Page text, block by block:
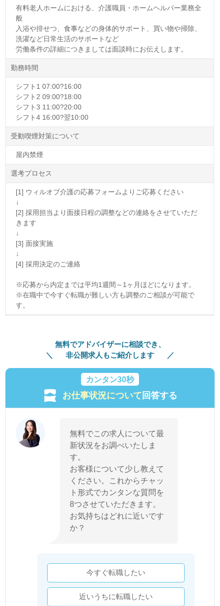
有料老人ホームにおける、介護職員・ホームヘルパー業務全
般
入浴や排せつ、食事などの身体的サポート、買い物や掃除、
洗濯など日常生活のサポートなど
労働条件の詳細につきましては面談時にお伝えします。
勤務時間
シフト1 07:00?16:00
シフト2 09:00?18:00
シフト3 11:00?20:00
シフト4 16:00?翌10:00
受動喫煙対策について
屋内禁煙
選考プロセス
[1] ウィルオブ介護の応募フォームよりご応募ください
↓
[2] 採用担当より面接日程の調整などの連絡をさせていただ
きます
↓
[3] 面接実施
↓
[4] 採用決定のご連絡
※応募から内定までは平均1週間～1ヶ月ほどになります。
※在職中で今すぐ転職が難しい方も調整のご相談が可能で
す。
無料でアドバイザーに相談でき、
非公開求人もご紹介します
カンタン30秒
お仕事状況について回答する
無料でこの求人について最
新状況をお調べいたしま
す。
お客様について少し教えて
ください。これからチャッ
ト形式でカンタンな質問を
8つさせていただきます。
お気持ちはどれに近いです
か？
今すぐ転職したい
近いうちに転職したい